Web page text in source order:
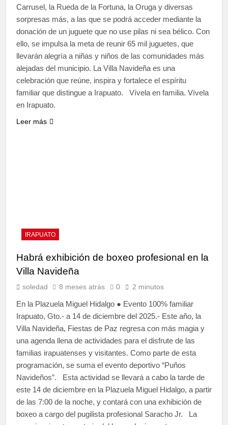
Carrusel, la Rueda de la Fortuna, la Oruga y diversas
sorpresas más, a las que se podrá acceder mediante la
donación de un juguete que no use pilas ni sea bélico. Con
ello, se impulsa la meta de reunir 65 mil juguetes, que
llevarán alegría a niñas y niños de las comunidades más
alejadas del municipio. La Villa Navideña es una
celebración que reúne, inspira y fortalece el espíritu
familiar que distingue a Irapuato. Vívela en familia. Vívela
en Irapuato.
Leer más
IRAPUATO
Habrá exhibición de boxeo profesional en la
Villa Navideña
soledad 8 meses atrás 0 2 minutos
En la Plazuela Miguel Hidalgo ● Evento 100% familiar
Irapuato, Gto.- a 14 de diciembre del 2025.- Este año, la
Villa Navideña, Fiestas de Paz regresa con más magia y
una agenda llena de actividades para el disfrute de las
familias irapuatenses y visitantes. Como parte de esta
programación, se suma el evento deportivo “Puños
Navideños”. Esta actividad se llevará a cabo la tarde de
este 14 de diciembre en la Plazuela Miguel Hidalgo, a partir
de las 7:00 de la noche, y contará con una exhibición de
boxeo a cargo del pugilista profesional Saracho Jr. La